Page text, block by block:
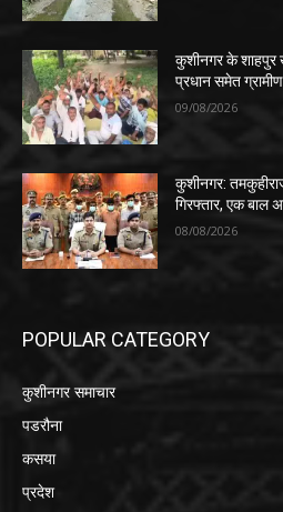
कुशीनगर के शाहपुर
प्रधान समेत
09/08/2026
कुशीनगर:
गिरफ्तार, एक बाल
08/08/2026
POPULAR CATEGORY
कुशीनगर समाचार
पडरौना
कसया
प्रदेश